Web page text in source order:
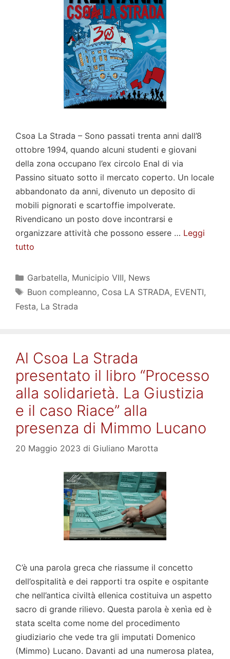
Csoa La Strada – Sono passati trenta anni dall’8
ottobre 1994, quando alcuni studenti e giovani
della zona occupano l’ex circolo Enal di via
Passino situato sotto il mercato coperto. Un locale
abbandonato da anni, divenuto un deposito di
mobili pignorati e scartoffie impolverate.
Rivendicano un posto dove incontrarsi e
organizzare attività che possono essere … Leggi
tutto
Categorie
Garbatella, Municipio VIII, News
Tag
Buon compleanno, Cosa LA STRADA, EVENTI,
Festa, La Strada
Al Csoa La Strada
presentato il libro “Processo
alla solidarietà. La Giustizia
e il caso Riace” alla
presenza di Mimmo Lucano
20 Maggio 2023 di Giuliano Marotta
C’è una parola greca che riassume il concetto
dell’ospitalità e dei rapporti tra ospite e ospitante
che nell’antica civiltà ellenica costituiva un aspetto
sacro di grande rilievo. Questa parola è xenìa ed è
stata scelta come nome del procedimento
giudiziario che vede tra gli imputati Domenico
(Mimmo) Lucano. Davanti ad una numerosa platea,